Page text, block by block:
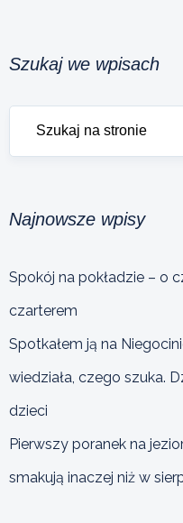
Szukaj we wpisach
Najnowsze wpisy
Spokój na pokładzie – o
czarterem
Spotkałem ją na
wiedziała, czego szuka.
dzieci
Pierwszy poranek na
smakują inaczej niż w